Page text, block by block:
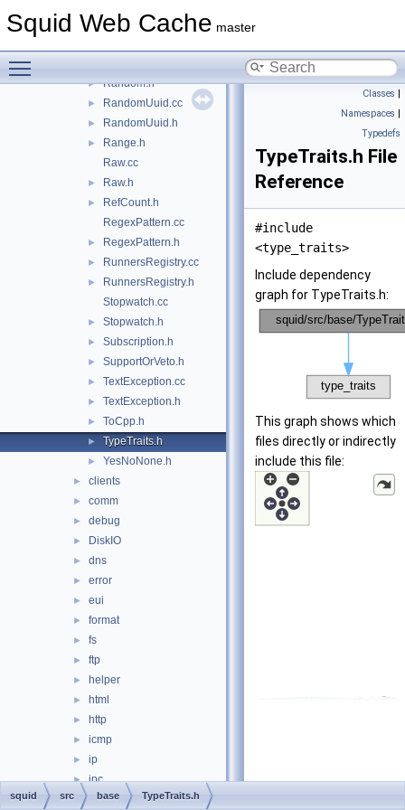
Squid Web Cache master
► PackableStream.h
► Random.h
► RandomUuid.cc
► RandomUuid.h
►
Range.h
Raw.cc
► Raw.h
►
RefCount.h
RegexPattern.cc
► RegexPattern.h
► RunnersRegistry.cc
►
RunnersRegistry.h
Stopwatch.cc
► Stopwatch.h
► Subscription.h
► SupportOrVeto.h
► TextException.cc
► TextException.h
► ToCpp.h
► TypeTraits.h
► YesNoNone.h
► clients
► comm
► debug
► DiskIO
► dns
► error
► eui
► format
► fs
► ftp
► helper
► html
► http
► icmp
► ip
► ipc
► log
Classes |
Namespaces |
Typedefs
TypeTraits.h File
Reference
#include
<type_traits>
Include dependency
graph for TypeTraits.h:
This graph shows which
files directly or indirectly
include this file:
squid src base TypeTraits.h